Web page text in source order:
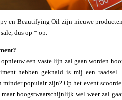
en Beautifying Oil zijn nieuwe
dus op = op.
een vaste lijn zal gaan worden
hebben geknald is mij een
minder populair zijn? Op het event
hoogstwaarschijnlijk wel weer zal